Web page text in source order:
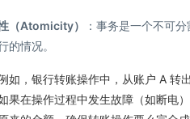
（Atomicity）
：事务是一个不可
的情况。
如，银行转账操作中，从账户 A 转
果在操作过程中发生故障（如断电